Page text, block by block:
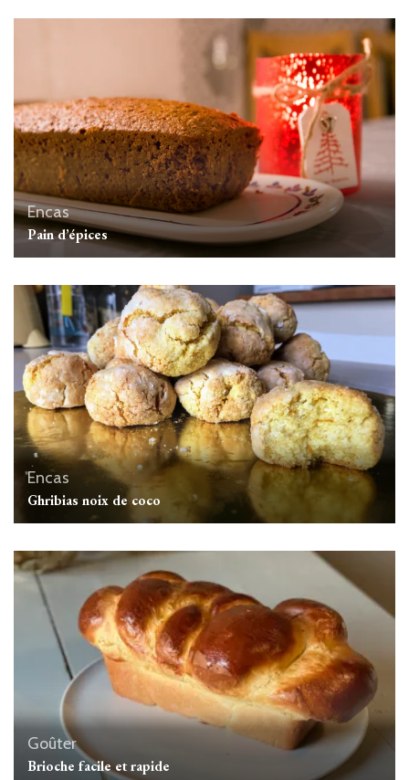
Encas
Pain d’épices
Encas
Ghribias noix de coco
Goûter
Brioche facile et rapide